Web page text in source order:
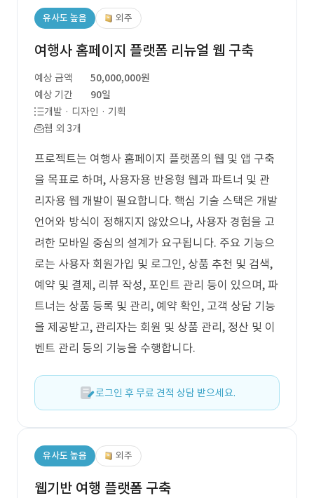
유사도 높음 외주
여행사 홈페이지 플랫폼 리뉴얼 웹 구축
예상 금액
50,000,000원
예상 기간
90일
개발 · 디자인 · 기획
웹 외 3개
프로젝트는 여행사 홈페이지 플랫폼의 웹 및 앱 구축
을 목표로 하며, 사용자용 반응형 웹과 파트너 및 관
리자용 웹 개발이 필요합니다. 핵심 기술 스택은 개발
언어와 방식이 정해지지 않았으나, 사용자 경험을 고
려한 모바일 중심의 설계가 요구됩니다. 주요 기능으
로는 사용자 회원가입 및 로그인, 상품 추천 및 검색,
예약 및 결제, 리뷰 작성, 포인트 관리 등이 있으며, 파
트너는 상품 등록 및 관리, 예약 확인, 고객 상담 기능
을 제공받고, 관리자는 회원 및 상품 관리, 정산 및 이
벤트 관리 등의 기능을 수행합니다.
로그인 후 무료 견적 상담 받으세요.
유사도 높음 외주
웹기반 여행 플랫폼 구축